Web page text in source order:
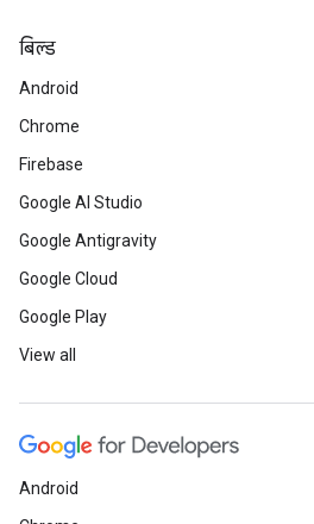
बिल्ड
Android
Chrome
Firebase
Google AI Studio
Google Antigravity
Google Cloud
Google Play
View all
Android